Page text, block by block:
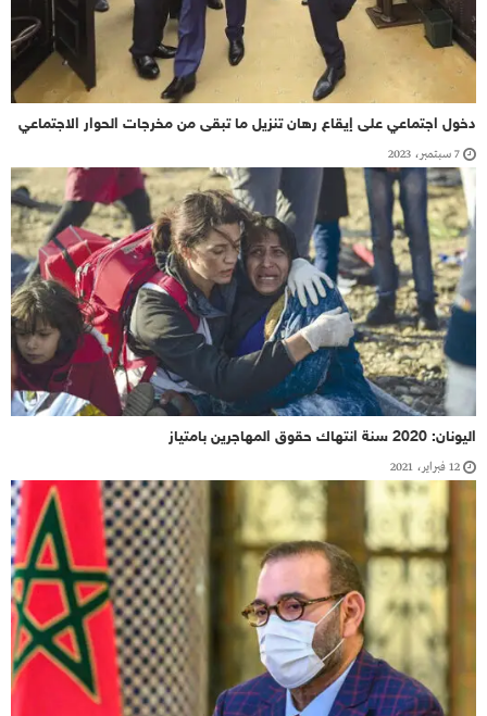
دخول اجتماعي على إيقاع رهان تنزيل ما تبقى من مخرجات الحوار الاجتماعي
7 سبتمبر، 2023
اليونان: 2020 سنة انتهاك حقوق المهاجرين بامتياز
12 فبراير، 2021